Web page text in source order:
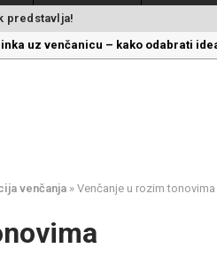
predstavlja!
uz venčanicu – kako odabrati
venčanja » Venčanje u rozim tonovima